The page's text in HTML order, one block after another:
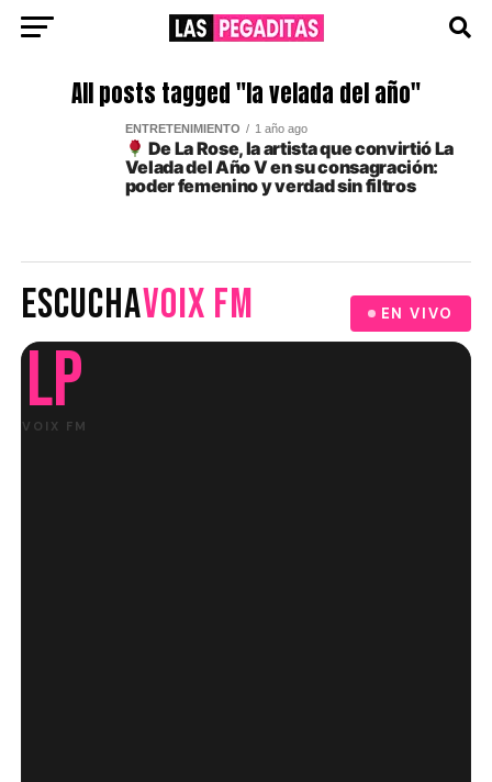
All posts tagged "la velada del año"
ENTRETENIMIENTO 1 año ago
De La Rose, la artista que convirtió La
Velada del Año V en su consagración:
poder femenino y verdad sin filtros
ESCUCHAVOIX FM EN VIVO
LP
VOIX FM